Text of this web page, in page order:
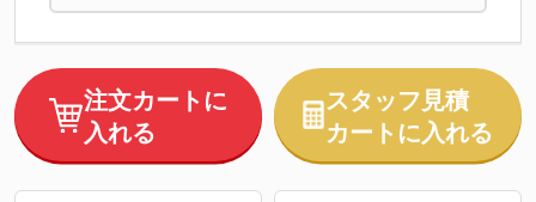
注文カートに
入れる
スタッフ見積
カートに入れる